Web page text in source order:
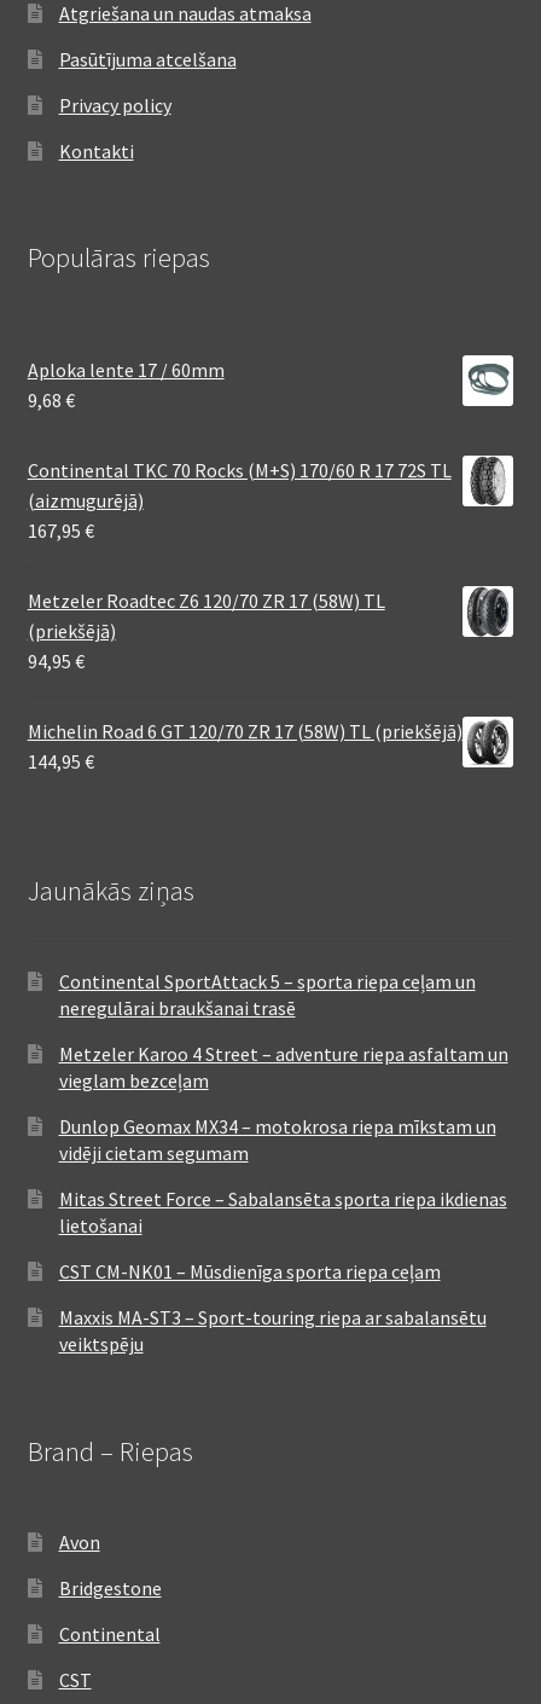
Atgriešana un naudas atmaksa
Pasūtījuma atcelšana
Privacy policy
Kontakti
Populāras riepas
Aploka lente 17 / 60mm
9,68 €
Continental TKC 70 Rocks (M+S) 170/60 R 17 72S TL
(aizmugurējā)
167,95 €
Metzeler Roadtec Z6 120/70 ZR 17 (58W) TL
(priekšējā)
94,95 €
Michelin Road 6 GT 120/70 ZR 17 (58W) TL (priekšējā)
144,95 €
Jaunākās ziņas
Continental SportAttack 5 – sporta riepa ceļam un
neregulārai braukšanai trasē
Metzeler Karoo 4 Street – adventure riepa asfaltam un
vieglam bezceļam
Dunlop Geomax MX34 – motokrosa riepa mīkstam un
vidēji cietam segumam
Mitas Street Force – Sabalansēta sporta riepa ikdienas
lietošanai
CST CM-NK01 – Mūsdienīga sporta riepa ceļam
Maxxis MA-ST3 – Sport-touring riepa ar sabalansētu
veiktspēju
Brand – Riepas
Avon
Bridgestone
Continental
CST